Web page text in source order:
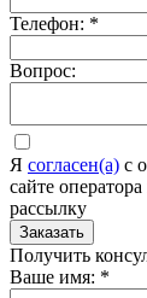
Телефон: *
Вопрос:
Я согласен(а) c
сайте оператора
рассылку
Заказать
Получить
Ваше имя: *